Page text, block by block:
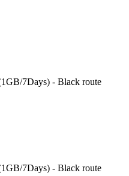
7Days) - Black route
7Days) - Black route